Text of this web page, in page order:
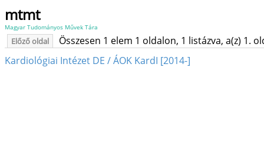
mtmt
Magyar Tudományos Művek Tára
Előző oldal
Összesen 1 elem 1 oldalon, 1 listázva, a(z) 1.
Kardiológiai Intézet DE / ÁOK KardI [2014-]